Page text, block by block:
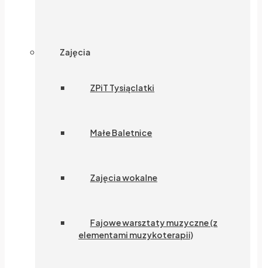
Zajęcia
ZPiT Tysiąclatki
Małe Baletnice
Zajęcia wokalne
Fajowe warsztaty muzyczne (z
elementami muzykoterapii)